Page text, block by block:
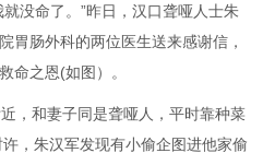
没命了。”昨日，汉口聋哑人士朱
胃肠外科的两位医生送来感谢信，
命之恩(如图）。
和妻子同是聋哑人，平时靠种菜
，朱汉军发现有小偷企图进他家偷